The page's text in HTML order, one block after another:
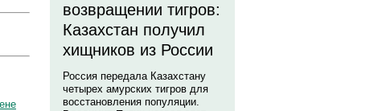
возвращении тигров:
Казахстан получил
хищников из России
Россия передала Казахстану
четырех амурских тигров для
восстановления популяции.